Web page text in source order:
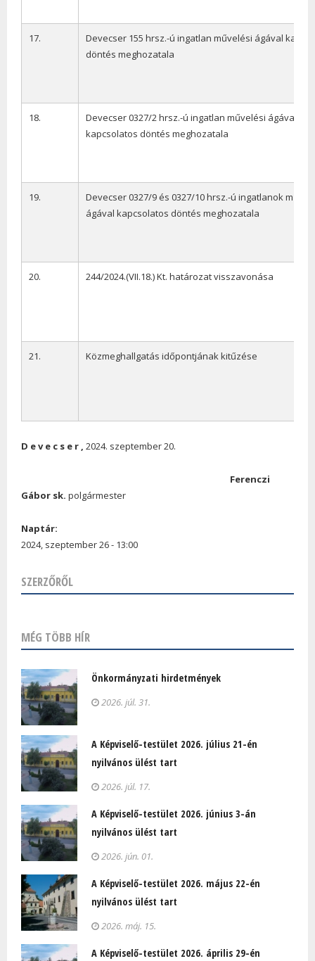
17.
Devecser 155 hrsz.-ú ingatlan művelési ágával
döntés meghozatala
18.
Devecser 0327/2 hrsz.-ú ingatlan művelési ágával
kapcsolatos döntés meghozatala
19.
Devecser 0327/9 és 0327/10 hrsz.-ú ingatlanok
ágával kapcsolatos döntés meghozatala
20. 244/2024.(VII.18.) Kt. határozat visszavonása
21. Közmeghallgatás időpontjának kitűzése
D ev e c s e r , 2024. szeptember 20.
Ferenczi
Gábor sk. polgármester
Naptár:
2024, szeptember 26 - 13:00
SZERZŐRŐL
MÉG TÖBB HÍR
Önkormányzati hirdetmények
2026. júl. 31.
A Képviselő-testület 2026. július 21-én
nyilvános ülést tart
2026. júl. 17.
A Képviselő-testület 2026. június 3-án
nyilvános ülést tart
2026. jún. 01.
A Képviselő-testület 2026. május 22-én
nyilvános ülést tart
2026. máj. 15.
A Képviselő-testület 2026. április 29-én